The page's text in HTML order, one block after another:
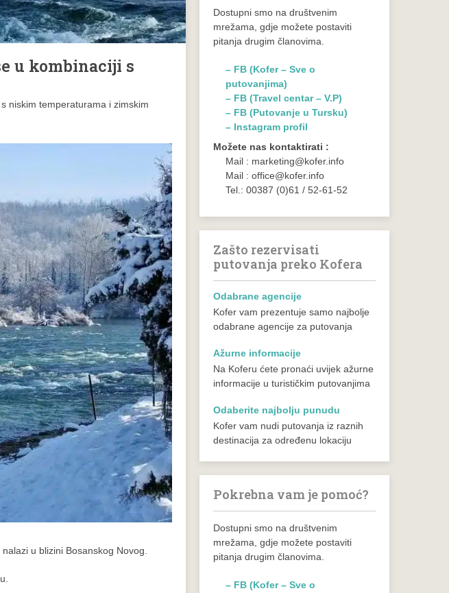
u kombinaciji s
niskim temperaturama i zimskim
u blizini Bosanskog Novog.
Dostupni smo na društvenim
mrežama, gdje možete postaviti
pitanja drugim članovima.
– FB (Kofer – Sve o
putovanjima)
– FB (Travel centar – V.P)
– FB (Putovanje u Tursku)
– Instagram profil
Možete nas kontaktirati :
Mail : marketing@kofer.info
Mail : office@kofer.info
Tel.: 00387 (0)61 / 52-61-52
Zašto rezervisati
putovanja preko Kofera
Odabrane agencije
Kofer vam prezentuje samo najbolje
odabrane agencije za putovanja
Ažurne informacije
Na Koferu ćete pronaći uvijek ažurne
informacije u turističkim putovanjima
Odaberite najbolju punudu
Kofer vam nudi putovanja iz raznih
destinacija za određenu lokaciju
Pokrebna vam je pomoć?
Dostupni smo na društvenim
mrežama, gdje možete postaviti
pitanja drugim članovima.
– FB (Kofer – Sve o